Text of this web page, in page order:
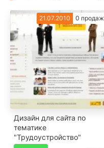
21.07.2010 0 продаж
Дизайн для сайта по
тематике
"Трудоустройство"